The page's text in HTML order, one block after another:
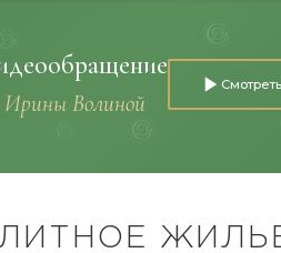
Ирины Волиной